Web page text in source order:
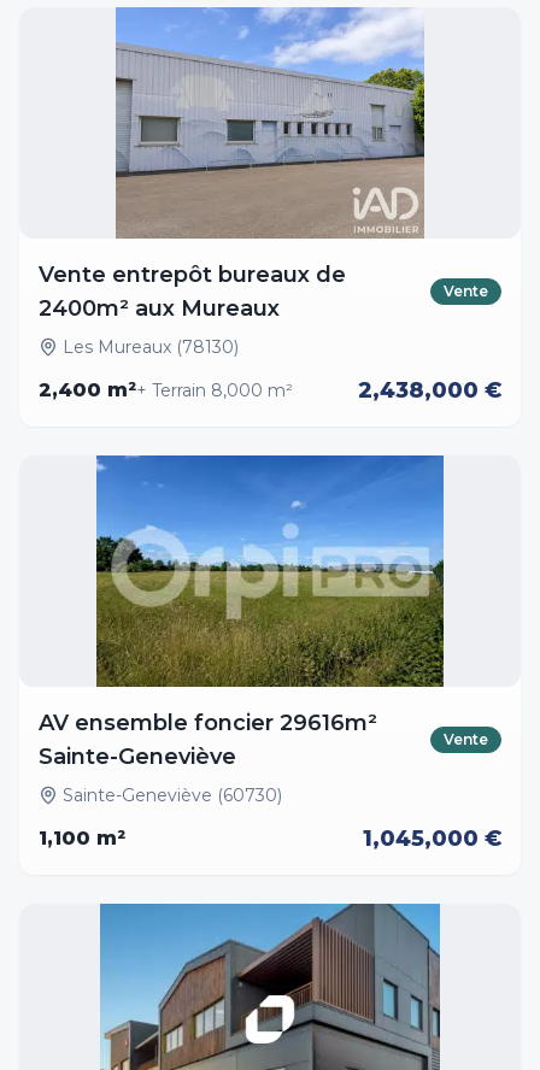
Vente entrepôt bureaux de
2400m² aux Mureaux
Vente
Les Mureaux (78130)
2,400 m²+ Terrain 8,000 m² 2,438,000 €
AV ensemble foncier 29616m²
Sainte-Geneviève
Vente
Sainte-Geneviève (60730)
1,100 m² 1,045,000 €